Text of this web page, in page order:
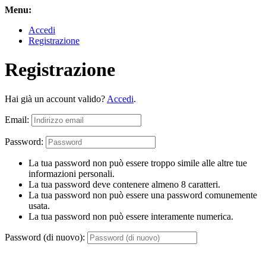
Menu:
Accedi
Registrazione
Registrazione
Hai già un account valido? Accedi.
Email:
Password:
La tua password non può essere troppo simile alle altre tue
informazioni personali.
La tua password deve contenere almeno 8 caratteri.
La tua password non può essere una password comunemente
usata.
La tua password non può essere interamente numerica.
Password (di nuovo):